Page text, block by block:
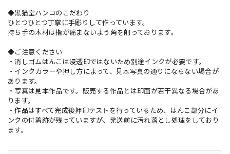
◆黒猫堂ハンコのこだわり
ひとつひとつ丁寧に手彫りして作っています。
持ち手の木材は指が痛まないよう角を削っております。
◆ご注意ください
・消しゴムはんこは浸透印ではないため別途インクが必要です。
・インクカラーや押し方によって、見本写真の通りにならない場合が
あります。
・写真は見本作品です。販売する作品とは印面が若干異なる場合があ
ります。
・作品はすべて完成後押印テストを行っているため、はんこ部分にイ
ンクの付着跡が残っていますが、発送前に汚れ落とし処理をしており
ます。